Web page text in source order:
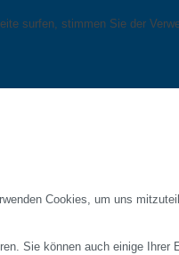
surfen, stimmen Sie der
Cookies, um uns
Sie können auch einige